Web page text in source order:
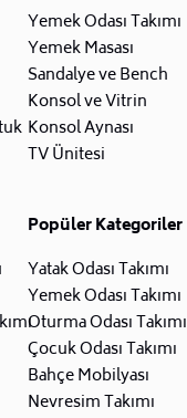
Yemek Odası Takımı
Yemek Masası
Sandalye ve Bench
Konsol ve Vitrin
Konsol Aynası
TV Ünitesi
Popüler Kategoriler
Yatak Odası Takımı
Yemek Odası Takımı
Oturma Odası Takımı
Çocuk Odası Takımı
Bahçe Mobilyası
Nevresim Takımı